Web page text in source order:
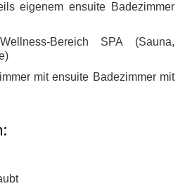
eigenem ensuite Badezimmer
Bereich SPA (Sauna,
mit ensuite Badezimmer mit